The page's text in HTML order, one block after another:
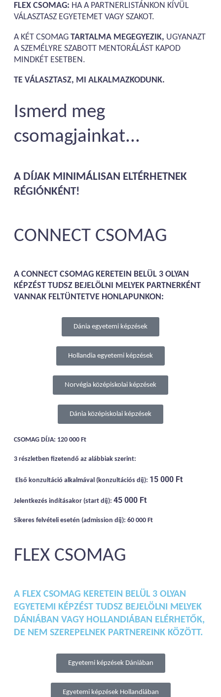
FLEX CSOMAG: HA A PARTNERLISTÁNKON KÍVÜL
VÁLASZTASZ EGYETEMET VAGY SZAKOT.
A KÉT CSOMAG TARTALMA MEGEGYEZIK, UGYANAZT
A SZEMÉLYRE SZABOTT MENTORÁLÁST KAPOD
MINDKÉT ESETBEN.
TE VÁLASZTASZ, MI ALKALMAZKODUNK.
Ismerd meg
csomagjainkat...
A DÍJAK MINIMÁLISAN ELTÉRHETNEK
RÉGIÓNKÉNT!
CONNECT CSOMAG
A CONNECT CSOMAG KERETEIN BELÜL 3 OLYAN
KÉPZÉST TUDSZ BEJELÖLNI MELYEK PARTNERKÉNT
VANNAK FELTÜNTETVE HONLAPUNKON:
Dánia egyetemi képzések
Hollandia egyetemi képzések
Norvégia középiskolai képzések
Dánia középiskolai képzések
CSOMAG DÍJA: 120 000 Ft
3 részletben fizetendő az alábbiak szerint:
Első konzultáció alkalmával (konzultációs díj): 15 000 Ft
Jelentkezés indításakor (start díj): 45 000 Ft
Sikeres felvételi esetén (admission díj): 60 000 Ft
FLEX CSOMAG
A FLEX CSOMAG KERETEIN BELÜL 3 OLYAN
EGYETEMI KÉPZÉST TUDSZ BEJELÖLNI MELYEK
DÁNIÁBAN VAGY HOLLANDIÁBAN ELÉRHETŐK,
DE NEM SZEREPELNEK PARTNEREINK KÖZÖTT.
Egyetemi képzések Dániában
Egyetemi képzések Hollandiában